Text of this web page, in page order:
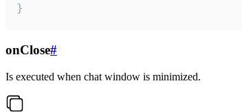
}
onClose#
Is executed when chat window is minimized.